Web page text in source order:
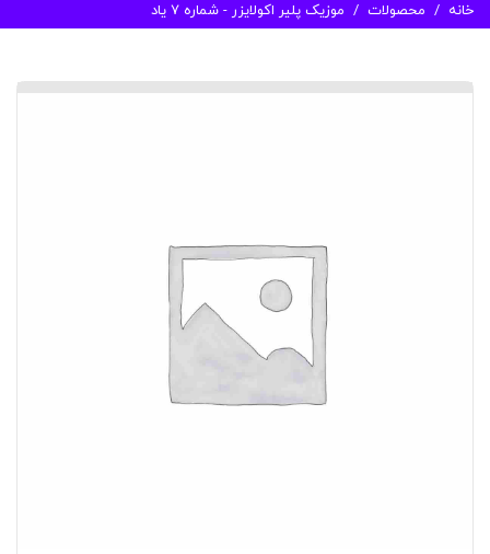
خانه محصولات موزیک پلیر اکولایزر - شماره 7 یاد